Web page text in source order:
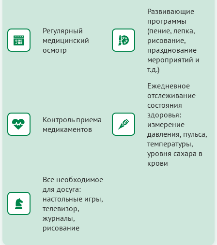
Регулярный
медицинский
осмотр
Развивающие
программы
(пение, лепка,
рисование,
празднование
мероприятий и
т.д.)
Контроль приема
медикаментов
Ежедневное
отслеживание
состояния
здоровья:
измерение
давления, пульса,
температуры,
уровня сахара в
крови
Все необходимое
для досуга:
настольные игры,
телевизор,
журналы,
рисование